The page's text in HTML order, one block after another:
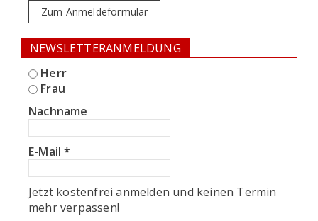
Zum Anmeldeformular
NEWSLETTERANMELDUNG
Herr
Frau
Nachname
E-Mail*
Jetzt kostenfrei anmelden und keinen Termin
mehr verpassen!